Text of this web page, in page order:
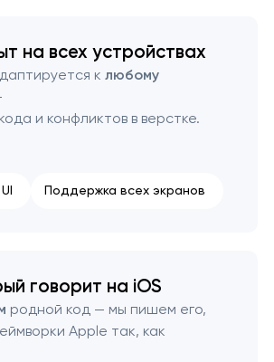
на всех устройствах
к любому
и конфликтов в верстке.
Поддержка всех экранов
говорит на iOS
родной код — мы пишем его,
Apple так, как